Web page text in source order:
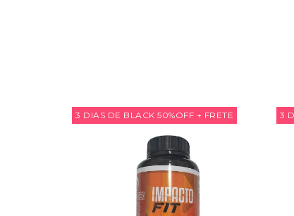
3 DIAS DE BLACK 50%OFF + FRETE 3